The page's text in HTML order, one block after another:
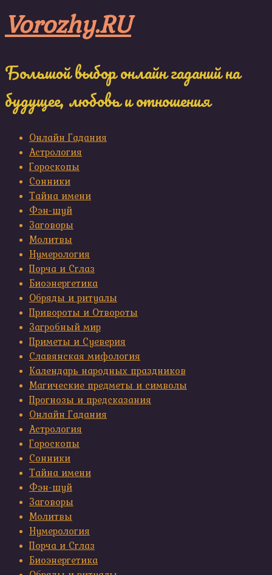
to
content
Vorozhy.RU
Большой выбор онлайн гаданий на
будущее, любовь и отношения
Онлайн Гадания
Астрология
Гороскопы
Сонники
Тайна имени
Фэн-шуй
Заговоры
Молитвы
Нумерология
Порча и Сглаз
Биоэнергетика
Обряды и ритуалы
Привороты и Отвороты
Загробный мир
Приметы и Суеверия
Славянская мифология
Календарь народных праздников
Магические предметы и символы
Прогнозы и предсказания
Онлайн Гадания
Астрология
Гороскопы
Сонники
Тайна имени
Фэн-шуй
Заговоры
Молитвы
Нумерология
Порча и Сглаз
Биоэнергетика